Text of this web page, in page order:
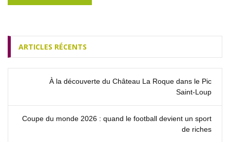
ARTICLES RÉCENTS
À la découverte du Château La Roque dans le Pic
Saint‑Loup
Coupe du monde 2026 : quand le football devient un sport
de riches